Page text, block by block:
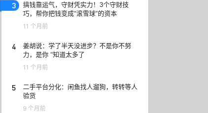
3
搞钱靠运气，守财凭实力！3个守财技
巧，帮你把钱变成“滚雪球”的资本
11 个月前
4
姜胡说：学了半天没进步？不是你不努
力，是你 “知道太多了
11 个月前
5
二手平台分化：闲鱼找人遛狗，转转等人
验货
9 个月前